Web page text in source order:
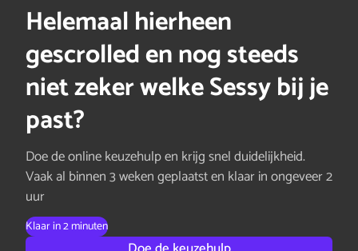
Helemaal hierheen
gescrolled en nog steeds
niet zeker welke Sessy bij je
past?
Doe de online keuzehulp en krijg snel duidelijkheid.
Vaak al binnen 3 weken geplaatst en klaar in ongeveer 2
uur
Klaar in 2 minuten